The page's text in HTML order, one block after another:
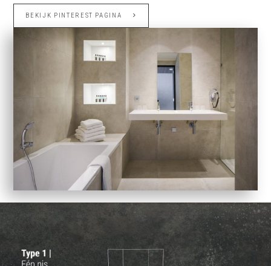
BEKIJK PINTEREST PAGINA